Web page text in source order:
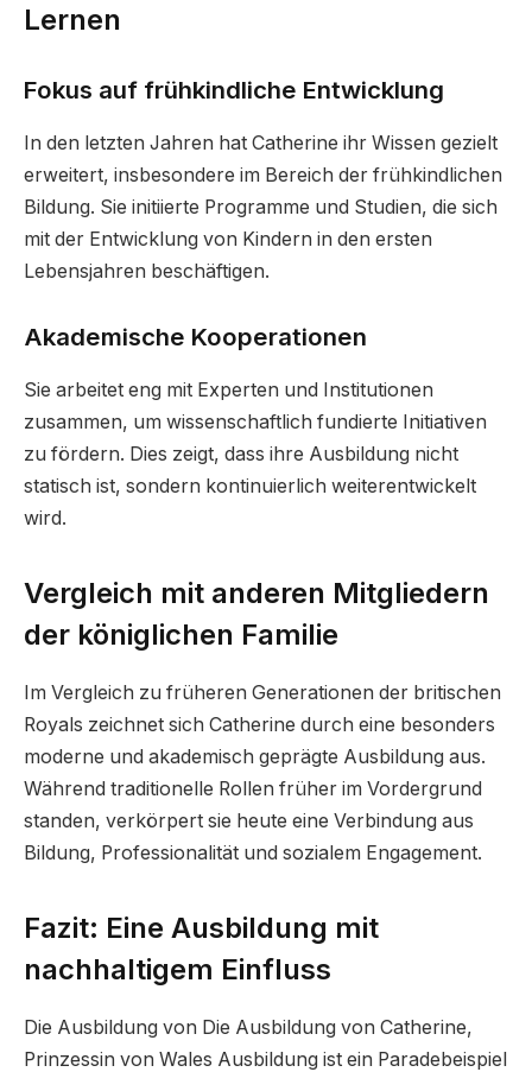
Lernen
Fokus auf frühkindliche Entwicklung
In den letzten Jahren hat Catherine ihr Wissen gezielt
erweitert, insbesondere im Bereich der frühkindlichen
Bildung. Sie initiierte Programme und Studien, die sich
mit der Entwicklung von Kindern in den ersten
Lebensjahren beschäftigen.
Akademische Kooperationen
Sie arbeitet eng mit Experten und Institutionen
zusammen, um wissenschaftlich fundierte Initiativen
zu fördern. Dies zeigt, dass ihre Ausbildung nicht
statisch ist, sondern kontinuierlich weiterentwickelt
wird.
Vergleich mit anderen Mitgliedern
der königlichen Familie
Im Vergleich zu früheren Generationen der britischen
Royals zeichnet sich Catherine durch eine besonders
moderne und akademisch geprägte Ausbildung aus.
Während traditionelle Rollen früher im Vordergrund
standen, verkörpert sie heute eine Verbindung aus
Bildung, Professionalität und sozialem Engagement.
Fazit: Eine Ausbildung mit
nachhaltigem Einfluss
Die Ausbildung von Die Ausbildung von Catherine,
Prinzessin von Wales Ausbildung ist ein Paradebeispiel